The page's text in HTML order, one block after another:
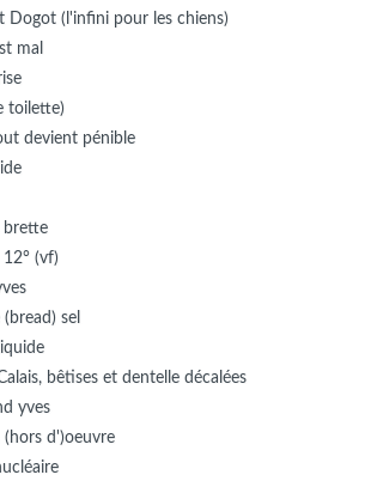
Dogot (l'infini pour les chiens)
mal
toilette)
devient pénible
brette
(vf)
sel
bêtises et dentelle décalées
yves
(hors d')oeuvre